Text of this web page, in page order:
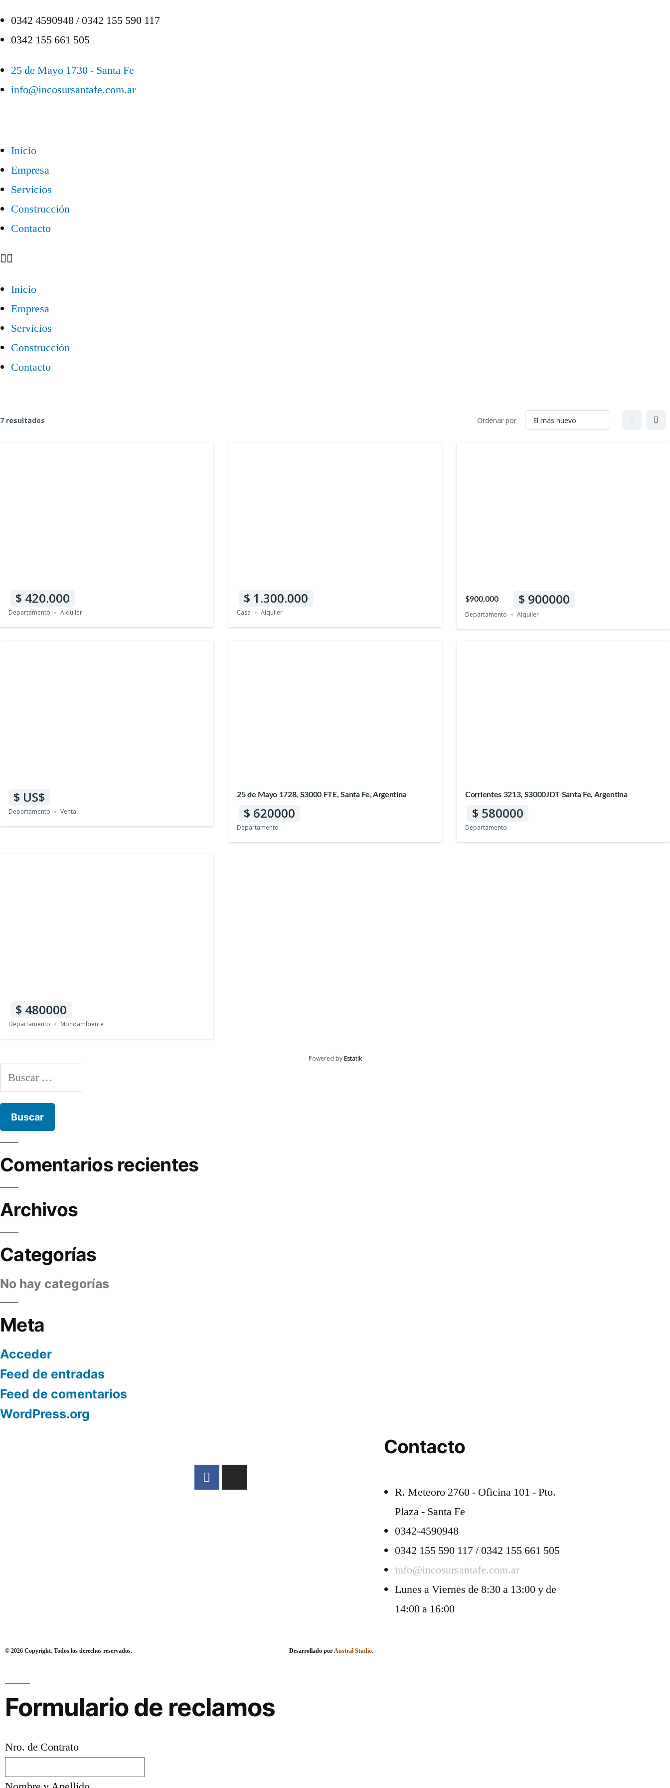
0342 4590948 / 0342 155 590 117
0342 155 661 505
25 de Mayo 1730 - Santa Fe
info@incosursantafe.com.ar
Inicio
Empresa
Servicios
Construcción
Contacto
Inicio
Empresa
Servicios
Construcción
Contacto
7 resultados Ordenar por
420.000
Departamento Alquiler
1.300.000
Casa Alquiler
$900,000 900000
Departamento Alquiler
US$
Departamento Venta
25 de Mayo 1728, S3000 FTE, Santa Fe, Argentina
620000
Departamento
Corrientes 3213, S3000JDT Santa Fe, Argentina
580000
Departamento
480000
Departamento Monoambiente
Powered byEstatik
Comentarios recientes
Archivos
Categorías
No hay categorías
Meta
Acceder
Feed de entradas
Feed de comentarios
WordPress.org
Contacto
R. Meteoro 2760 - Oficina 101 - Pto.
Plaza - Santa Fe
0342-4590948
0342 155 590 117 / 0342 155 661 505
info@incosursantafe.com.ar
Lunes a Viernes de 8:30 a 13:00 y de
14:00 a 16:00
© 2026 Copyright. Todos los derechos reservados. Desarrollado por Austral Studio.
Formulario de reclamos
Nro. de Contrato